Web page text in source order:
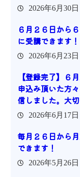
2026年6月30日
６月２６日から
に受講できます！
2026年6月23日
【登録完了】６
申込み頂いた方
信しました。大
2026年6月17日
毎月２６日から
できます！
2026年5月26日